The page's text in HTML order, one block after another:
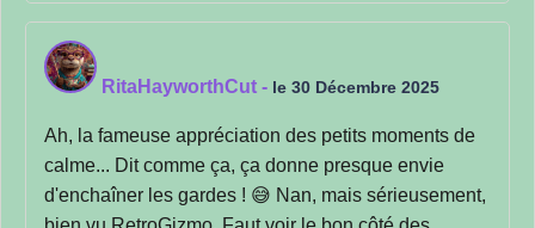
RitaHayworthCut - le 30 Décembre 2025
Ah, la fameuse appréciation des petits moments de
calme... Dit comme ça, ça donne presque envie
d'enchaîner les gardes ! 😅 Nan, mais sérieusement,